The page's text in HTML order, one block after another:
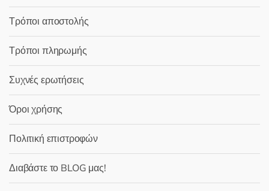
Τρόποι αποστολής
Τρόποι πληρωμής
Συχνές ερωτήσεις
Όροι χρήσης
Πολιτική επιστροφών
Διαβάστε το BLOG μας!